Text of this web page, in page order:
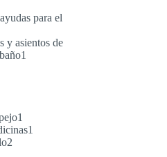
para el
y asientos de
1
1
producto
1
2